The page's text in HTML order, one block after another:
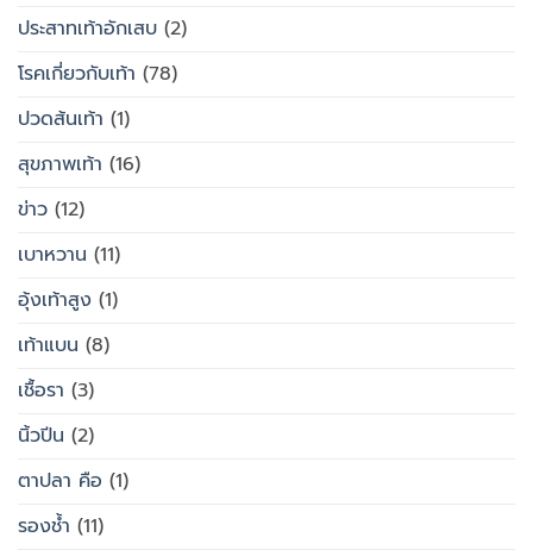
ประสาทเท้าอักเสบ (2)
โรคเกี่ยวกับเท้า (78)
ปวดส้นเท้า (1)
สุขภาพเท้า (16)
ข่าว (12)
เบาหวาน (11)
อุ้งเท้าสูง (1)
เท้าแบน (8)
เชื้อรา (3)
นิ้วปีน (2)
ตาปลา คือ (1)
รองช้ำ (11)